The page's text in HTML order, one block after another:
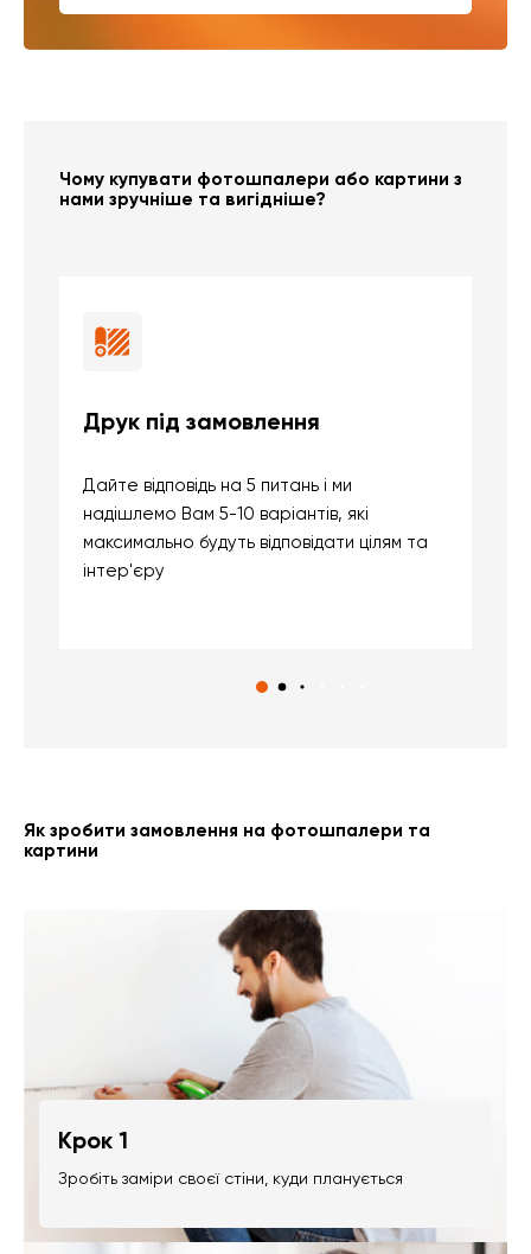
Чому купувати фотошпалери або картини з
нами зручніше та вигідніше?
Друк під замовлення
Дайте відповідь на 5 питань і ми
надішлемо Вам 5-10 варіантів, які
максимально будуть відповідати цілям та
інтер'єру
Як зробити замовлення на фотошпалери та
картини
Крок 1
Зробіть заміри своєї стіни, куди планується